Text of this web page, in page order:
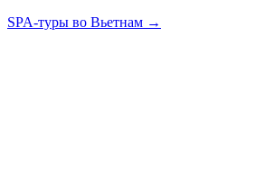
SPA-туры во Вьетнам →